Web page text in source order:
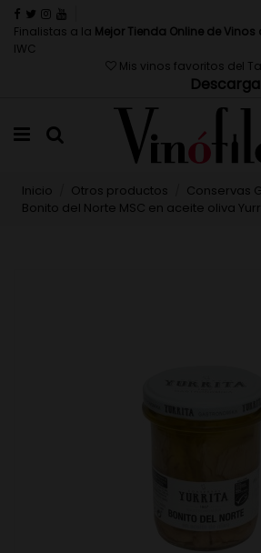
Finalistas a la Mejor Tienda Online de Vinos
IWC
Mis vinos favoritos del
Inicio Otros productos
Conservas
Bonito del Norte MSC en aceite oliva